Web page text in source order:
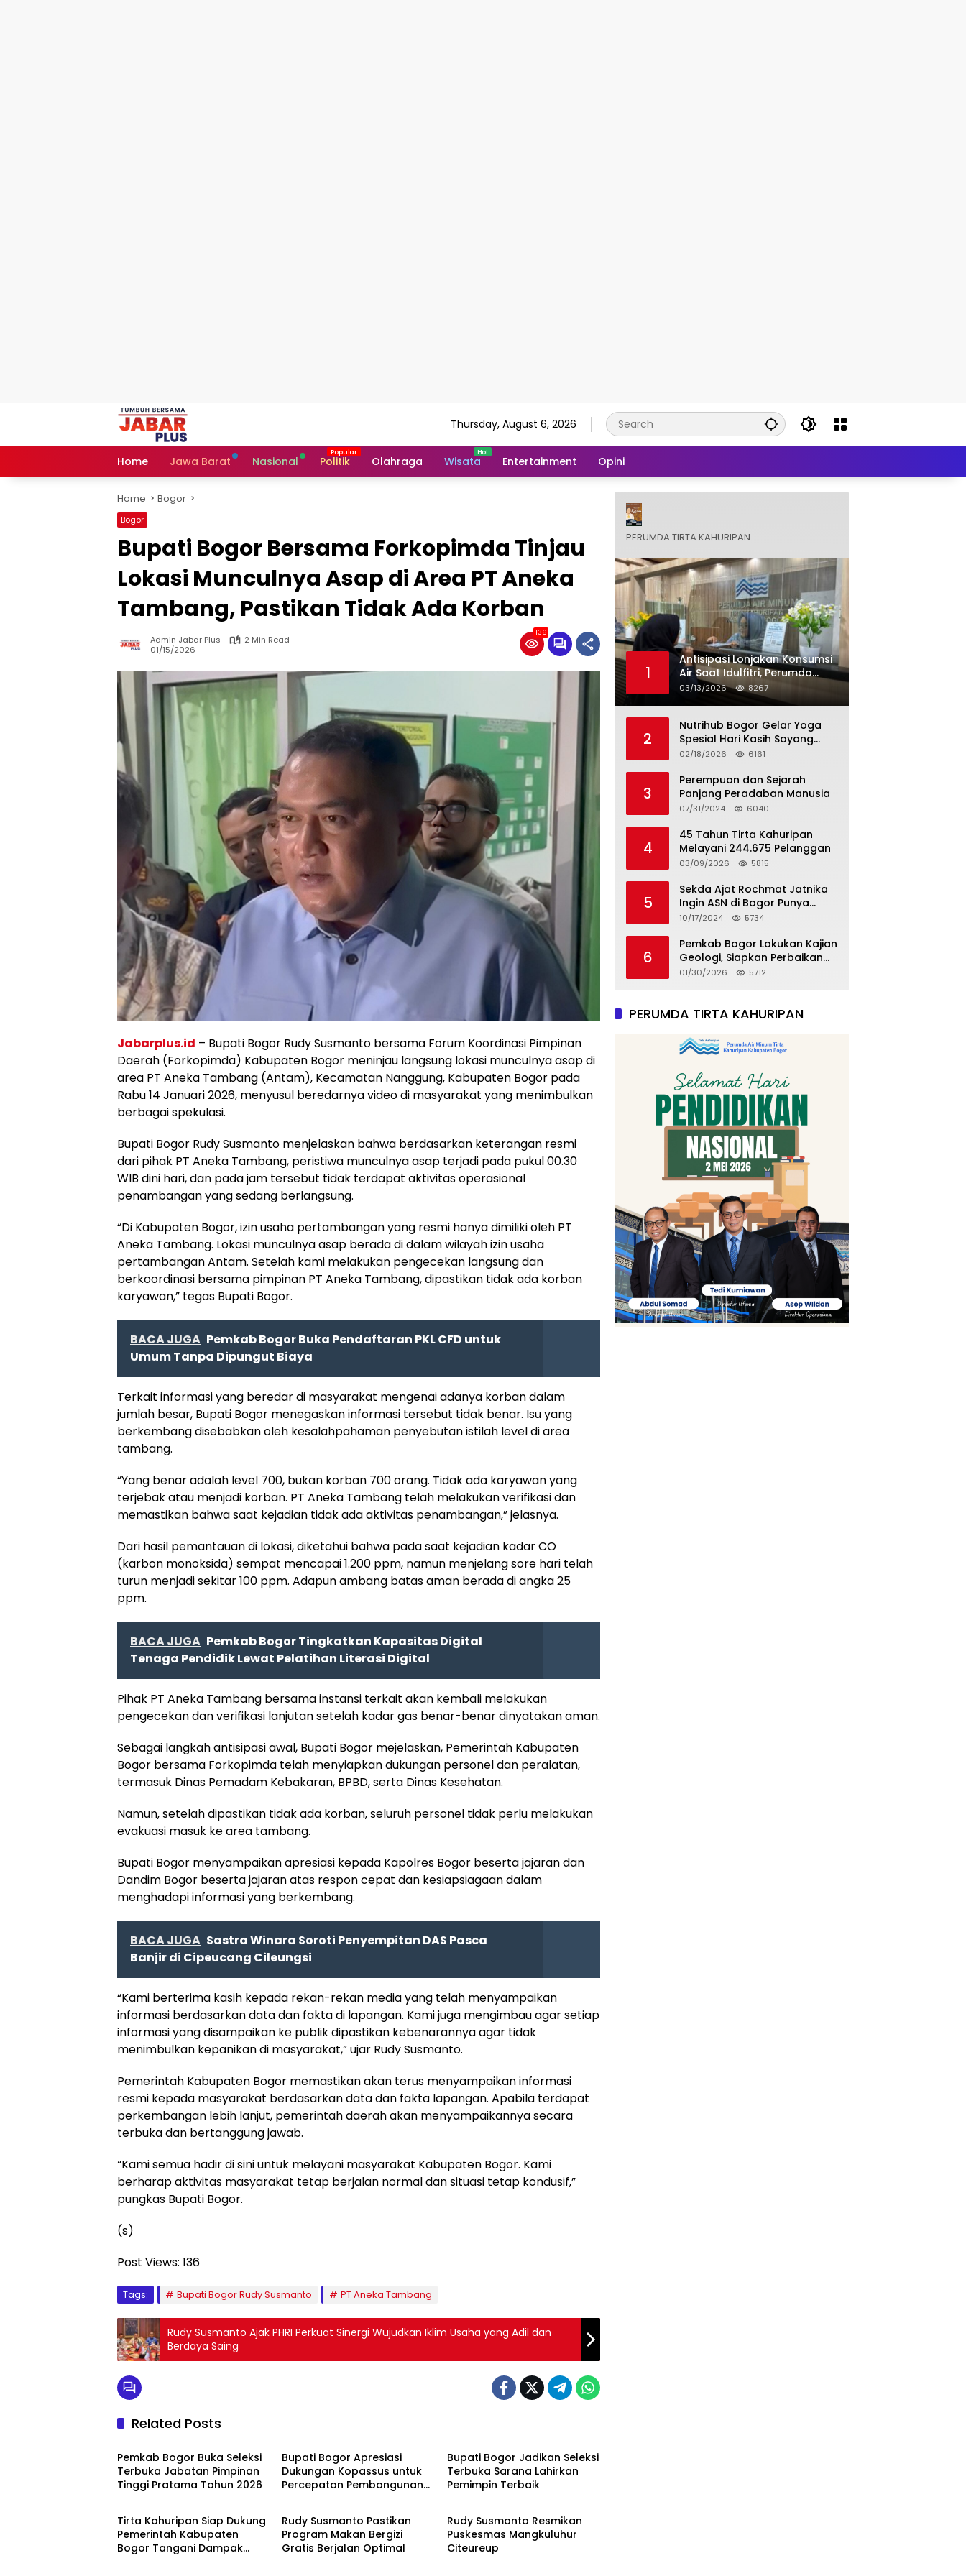
Thursday, August 6, 2026
Home Jawa Barat Nasional Politik Olahraga Wisata Entertainment Opini
Home Bogor
Bogor
Bupati Bogor Bersama Forkopimda Tinjau
Lokasi Munculnya Asap di Area PT Aneka
Tambang, Pastikan Tidak Ada Korban
Admin Jabar Plus
2 Min Read
01/15/2026
136
Jabarplus.id – Bupati Bogor Rudy Susmanto bersama Forum Koordinasi Pimpinan
Daerah (Forkopimda) Kabupaten Bogor meninjau langsung lokasi munculnya asap di
area PT Aneka Tambang (Antam), Kecamatan Nanggung, Kabupaten Bogor pada
Rabu 14 Januari 2026, menyusul beredarnya video di masyarakat yang menimbulkan
berbagai spekulasi.
Bupati Bogor Rudy Susmanto menjelaskan bahwa berdasarkan keterangan resmi
dari pihak PT Aneka Tambang, peristiwa munculnya asap terjadi pada pukul 00.30
WIB dini hari, dan pada jam tersebut tidak terdapat aktivitas operasional
penambangan yang sedang berlangsung.
“Di Kabupaten Bogor, izin usaha pertambangan yang resmi hanya dimiliki oleh PT
Aneka Tambang. Lokasi munculnya asap berada di dalam wilayah izin usaha
pertambangan Antam. Setelah kami melakukan pengecekan langsung dan
berkoordinasi bersama pimpinan PT Aneka Tambang, dipastikan tidak ada korban
karyawan,” tegas Bupati Bogor.
BACA JUGA Pemkab Bogor Buka Pendaftaran PKL CFD untuk
Umum Tanpa Dipungut Biaya
Terkait informasi yang beredar di masyarakat mengenai adanya korban dalam
jumlah besar, Bupati Bogor menegaskan informasi tersebut tidak benar. Isu yang
berkembang disebabkan oleh kesalahpahaman penyebutan istilah level di area
tambang.
“Yang benar adalah level 700, bukan korban 700 orang. Tidak ada karyawan yang
terjebak atau menjadi korban. PT Aneka Tambang telah melakukan verifikasi dan
memastikan bahwa saat kejadian tidak ada aktivitas penambangan,” jelasnya.
Dari hasil pemantauan di lokasi, diketahui bahwa pada saat kejadian kadar CO
(karbon monoksida) sempat mencapai 1.200 ppm, namun menjelang sore hari telah
turun menjadi sekitar 100 ppm. Adapun ambang batas aman berada di angka 25
ppm.
BACA JUGA Pemkab Bogor Tingkatkan Kapasitas Digital
Tenaga Pendidik Lewat Pelatihan Literasi Digital
Pihak PT Aneka Tambang bersama instansi terkait akan kembali melakukan
pengecekan dan verifikasi lanjutan setelah kadar gas benar-benar dinyatakan aman.
Sebagai langkah antisipasi awal, Bupati Bogor mejelaskan, Pemerintah Kabupaten
Bogor bersama Forkopimda telah menyiapkan dukungan personel dan peralatan,
termasuk Dinas Pemadam Kebakaran, BPBD, serta Dinas Kesehatan.
Namun, setelah dipastikan tidak ada korban, seluruh personel tidak perlu melakukan
evakuasi masuk ke area tambang.
Bupati Bogor menyampaikan apresiasi kepada Kapolres Bogor beserta jajaran dan
Dandim Bogor beserta jajaran atas respon cepat dan kesiapsiagaan dalam
menghadapi informasi yang berkembang.
BACA JUGA Sastra Winara Soroti Penyempitan DAS Pasca
Banjir di Cipeucang Cileungsi
“Kami berterima kasih kepada rekan-rekan media yang telah menyampaikan
informasi berdasarkan data dan fakta di lapangan. Kami juga mengimbau agar setiap
informasi yang disampaikan ke publik dipastikan kebenarannya agar tidak
menimbulkan kepanikan di masyarakat,” ujar Rudy Susmanto.
Pemerintah Kabupaten Bogor memastikan akan terus menyampaikan informasi
resmi kepada masyarakat berdasarkan data dan fakta lapangan. Apabila terdapat
perkembangan lebih lanjut, pemerintah daerah akan menyampaikannya secara
terbuka dan bertanggung jawab.
“Kami semua hadir di sini untuk melayani masyarakat Kabupaten Bogor. Kami
berharap aktivitas masyarakat tetap berjalan normal dan situasi tetap kondusif,”
pungkas Bupati Bogor.
(s)
Post Views: 136
Tags: Bupati Bogor Rudy Susmanto PT Aneka Tambang
Rudy Susmanto Ajak PHRI Perkuat Sinergi Wujudkan Iklim Usaha yang Adil dan
Berdaya Saing
Related Posts
Bogor
Pemkab Bogor Buka Seleksi
Terbuka Jabatan Pimpinan
Tinggi Pratama Tahun 2026
Bupati Bogor Apresiasi
Dukungan Kopassus untuk
Percepatan Pembangunan
Bupati Bogor Jadikan Seleksi
Terbuka Sarana Lahirkan
Pemimpin Terbaik
Bogor
Tirta Kahuripan Siap Dukung
Pemerintah Kabupaten
Bogor Tangani Dampak
Bogor
Rudy Susmanto Pastikan
Program Makan Bergizi
Gratis Berjalan Optimal
Bogor
Rudy Susmanto Resmikan
Puskesmas Mangkuluhur
Citeureup
PERUMDA TIRTA KAHURIPAN
1
Antisipasi Lonjakan Konsumsi
Air Saat Idulfitri, Perumda
Tirta Kahuripan Berlakukan
Status Siaga Lebaran
03/13/2026 8267
2
Nutrihub Bogor Gelar Yoga
Spesial Hari Kasih Sayang
Sekaligus Luncurkan
Golden Ube
02/18/2026 6161
3
Perempuan dan Sejarah
Panjang Peradaban Manusia
07/31/2024 6040
4
45 Tahun Tirta Kahuripan
Melayani 244.675 Pelanggan
03/09/2026 5815
5
Sekda Ajat Rochmat Jatnika
Ingin ASN di Bogor Punya
Kualitas
10/17/2024 5734
6
Pemkab Bogor Lakukan Kajian
Geologi, Siapkan Perbaikan
Rumah Korban Pergeseran
01/30/2026 5712
PERUMDA TIRTA KAHURIPAN